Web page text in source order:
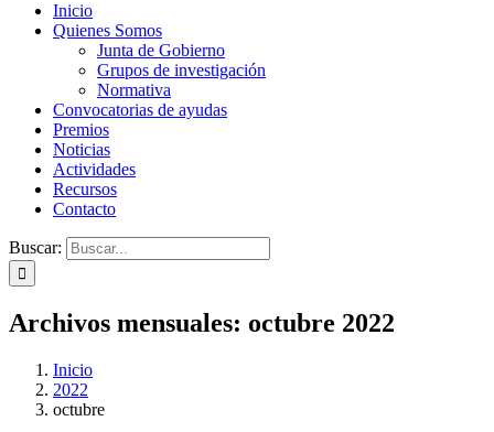
Inicio
Quienes Somos
Junta de Gobierno
Grupos de investigación
Normativa
Convocatorias de ayudas
Premios
Noticias
Actividades
Recursos
Contacto
Buscar:
Archivos mensuales: octubre 2022
Inicio
2022
octubre